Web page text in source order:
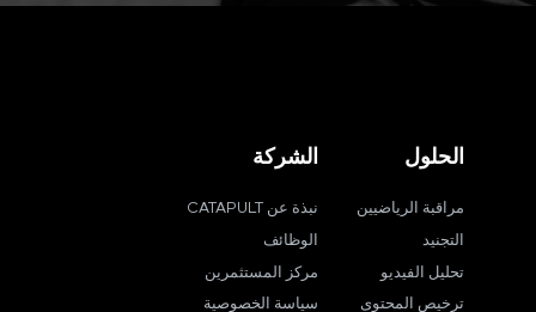
الحلول
مراقبة الرياضيين
التجنيد
تحليل الفيديو
ترخيص المحتوى
الشركة
نبذة عن CATAPULT
الوظائف
مركز المستثمرين
سياسة الخصوصية